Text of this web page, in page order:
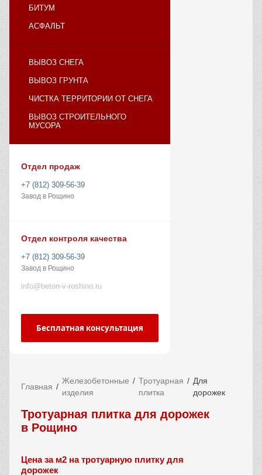
БИТУМ
АСФАЛЬТ
ВЫВОЗ СНЕГА
ВЫВОЗ ГРУНТА
ЧИСТКА ТЕРРИТОРИИ ОТ СНЕГА
ВЫВОЗ СТРОИТЕЛЬНОГО
МУСОРА
Отдел продаж
+7 (812) 309-56-39
Завод в Рощино
Отдел контроля качества
+7 (812) 309-56-39
Завод в Рощино
info@beton-v-roshino.ru
Бесплатная консультация
Главная
Железобетонные
изделия
Тротуарная
плитка
Для
дорожек
Тротуарная плитка для дорожек
в Рощино
Цена за м2 на тротуарную плитку для
дорожек